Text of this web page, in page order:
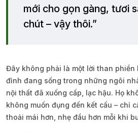
mới cho gọn gàng, tươi
chút – vậy thôi.”
Đây không phải là một lời than phiền
đình đang sống trong những ngôi
nội thất đã xuống cấp, lạc hậu. Họ
không muốn đụng đến kết cấu – chỉ
thoải mái hơn, nhẹ đầu hơn mỗi khi